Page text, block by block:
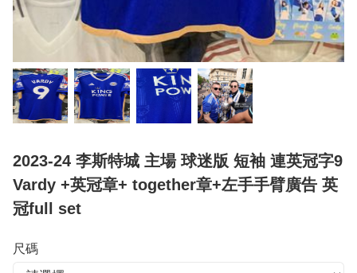
2023-24 李斯特城 主場 球迷版 短袖 連英冠字9
Vardy +英冠章+ together章+左手手臂廣告 英
冠full set
尺碼